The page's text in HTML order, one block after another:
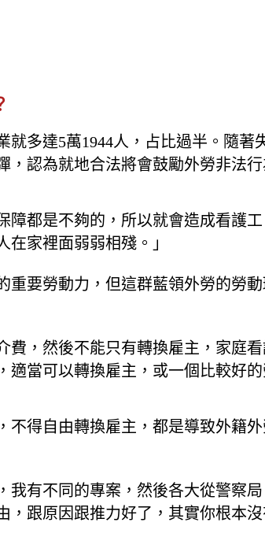
多達5萬1944人，占比過半。隨著
認為就地合法將會鼓勵外勞非法
都是不夠的，所以就會造成看護
家裡面弱弱相殘。」
重要勞動力，但這群藍領外勞的勞
費，然後不能只有轉換雇主，家庭
當可以轉換雇主，或一個比較好
得自由轉換雇主，都是導致外籍
有不同的專案，然後各大從警察
跟原因跟推力好了，其實你根本